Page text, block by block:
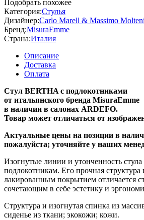
Подобрать похожее
Категория:Стулья
Дизайнер:Carlo Marell & Massimo Molteni
Бренд:MisuraEmme
Страна:Италия
Описание
Доставка
Оплата
Стул BERTHA с подлокотниками
от итальянского бренда MisuraEmme
в наличии в салонах ARDEFO.
Товар может отличаться от
Актуальные цены на позиции в
пожалуйста; уточняйте у наших
Изогнутые линии и утонченность стула
подлокотникам. Его прочная структура
лакированным покрытием отличается
сочетающим в себе эстетику и
Структура и изогнутая спинка из
сиденье из ткани; экокожи; кожи.